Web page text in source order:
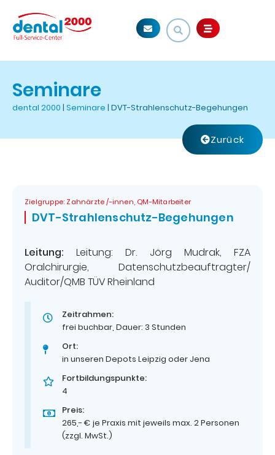
Seminare
dental 2000 | Seminare | DVT-Strahlenschutz-Begehungen
Zurück
Zielgruppe: Zahnärzte /-innen, QM-Mitarbeiter
DVT-Strahlenschutz-Begehungen
Leitung:Leitung: Dr. Jörg Mudrak, FZA
Oralchirurgie, Datenschutzbeauftragter/
Auditor/QMB TÜV Rheinland
Zeitrahmen:
frei buchbar, Dauer: 3 Stunden
Ort:
in unseren Depots Leipzig oder Jena
Fortbildungspunkte:
4
Preis:
265,- € je Praxis mit jeweils max. 2 Personen
(zzgl. MwSt.)